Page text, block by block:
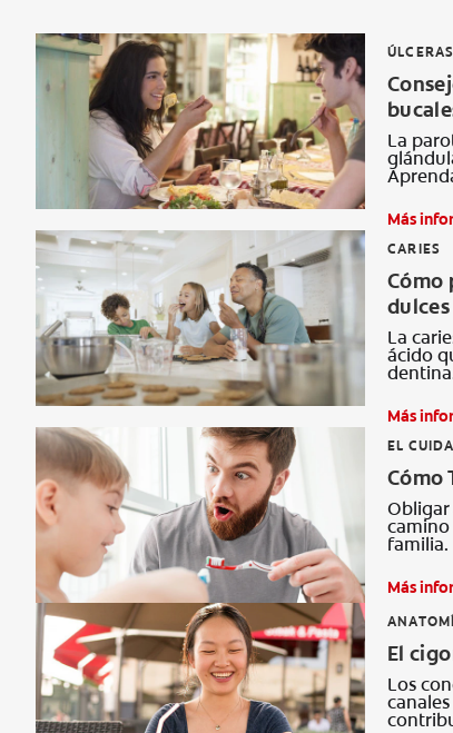
La
Más
CARIES
Cómo
dulces
La
ácido
Más
EL
Cómo
Obligar
camino
familia.
Más
El
Los